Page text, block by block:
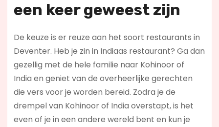
een keer geweest zijn
De keuze is er reuze aan het soort restaurants in
Deventer. Heb je zin in Indiaas restaurant? Ga dan
gezellig met de hele familie naar Kohinoor of
India en geniet van de overheerlijke gerechten
die vers voor je worden bereid. Zodra je de
drempel van Kohinoor of India overstapt, is het
even of je in een andere wereld bent en kun je